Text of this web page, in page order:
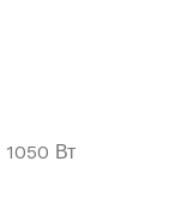
1050 Вт